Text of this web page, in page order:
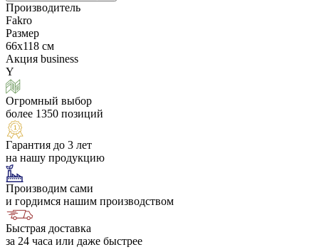
Производитель
Fakro
Размер
66х118 см
Акция business
Y
Огромный выбор
более 1350 позиций
Гарантия до 3 лет
на нашу продукцию
Производим сами
и гордимся нашим производством
Быстрая доставка
за 24 часа или даже быстрее